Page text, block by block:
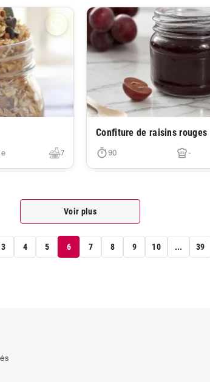
7
Très facile
Confiture de raisins rouges
90 -
Voir plus
3 4 5 6 7 8 9 10 ... 39